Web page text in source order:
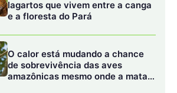
a saúde da floresta
o risco de incêndios
de árvores. A redução da umidade
do fluxo dos rios também
local, alterando os habitats e a